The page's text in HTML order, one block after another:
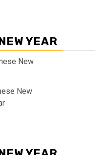
YEAR
New